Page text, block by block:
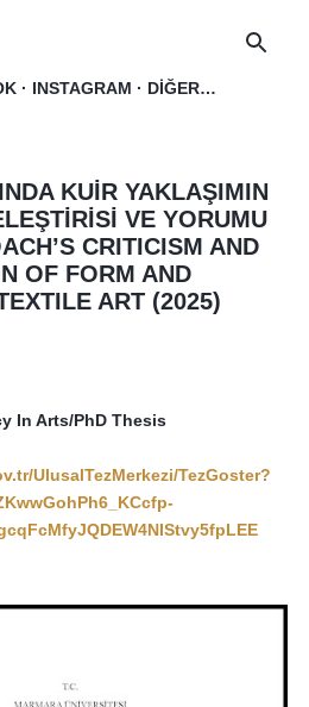
INSTAGRAM DIĞER…
KUİR YAKLAŞIMIN
VE YORUMU
CRITICISM AND
OF FORM AND
ART (2025)
In Arts/PhD Thesis
UlusalTezMerkezi/TezGoster?